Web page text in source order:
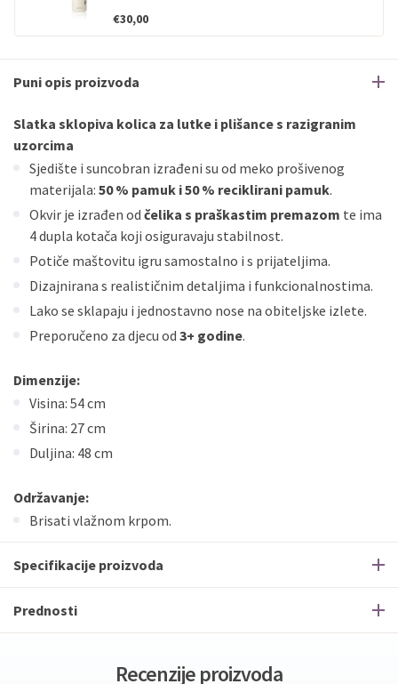
€30,00
Puni opis proizvoda
Slatka sklopiva kolica za lutke i plišance s razigranim
uzorcima
Sjedište i suncobran izrađeni su od meko prošivenog
materijala: 50 % pamuk i 50 % reciklirani pamuk.
Okvir je izrađen od čelika s praškastim premazom te ima
4 dupla kotača koji osiguravaju stabilnost.
Potiče maštovitu igru samostalno i s prijateljima.
Dizajnirana s realističnim detaljima i funkcionalnostima.
Lako se sklapaju i jednostavno nose na obiteljske izlete.
Preporučeno za djecu od 3+ godine.
Dimenzije:
Visina: 54 cm
Širina: 27 cm
Duljina: 48 cm
Održavanje:
Brisati vlažnom krpom.
Specifikacije proizvoda
Prednosti
Recenzije proizvoda